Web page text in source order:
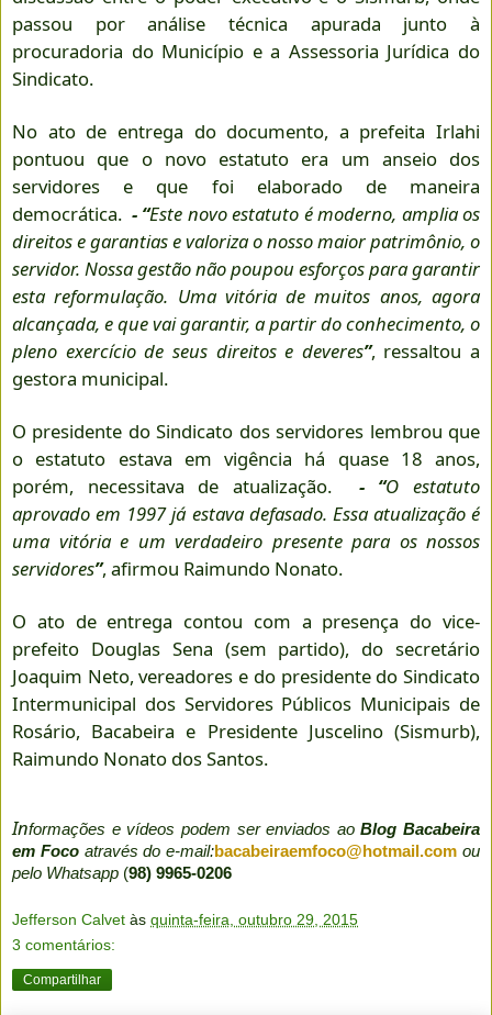
passou por análise técnica apurada junto à
procuradoria do Município e a Assessoria Jurídica do
Sindicato.
No ato de entrega do documento, a prefeita Irlahi
pontuou que o novo estatuto era um anseio dos
servidores e que foi elaborado de maneira
democrática. - “Este novo estatuto é moderno, amplia os
direitos e garantias e valoriza o nosso maior patrimônio, o
servidor. Nossa gestão não poupou esforços para garantir
esta reformulação. Uma vitória de muitos anos, agora
alcançada, e que vai garantir, a partir do conhecimento, o
pleno exercício de seus direitos e deveres”, ressaltou a
gestora municipal.
O presidente do Sindicato dos servidores lembrou que
o estatuto estava em vigência há quase 18 anos,
porém, necessitava de atualização. - “O estatuto
aprovado em 1997 já estava defasado. Essa atualização é
uma vitória e um verdadeiro presente para os nossos
servidores”, afirmou Raimundo Nonato.
O ato de entrega contou com a presença do vice-
prefeito Douglas Sena (sem partido), do secretário
Joaquim Neto, vereadores e do presidente do Sindicato
Intermunicipal dos Servidores Públicos Municipais de
Rosário, Bacabeira e Presidente Juscelino (Sismurb),
Raimundo Nonato dos Santos.
Informações e vídeos podem ser enviados aoBlog Bacabeira
em Focoatravés do e-mail:bacabeiraemfoco@hotmail.com ou
pelo Whatsapp (98) 9965-0206
Jefferson Calvet às quinta-feira, outubro 29, 2015
3 comentários:
Compartilhar